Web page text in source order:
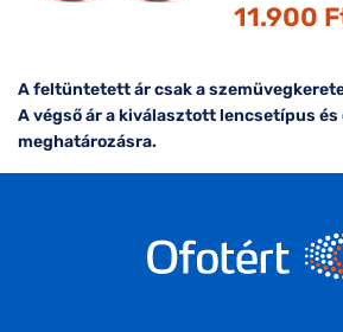
11.900
A feltüntetett ár csak a
A végső ár a kiválasztott lencsetípus
meghatározásra.